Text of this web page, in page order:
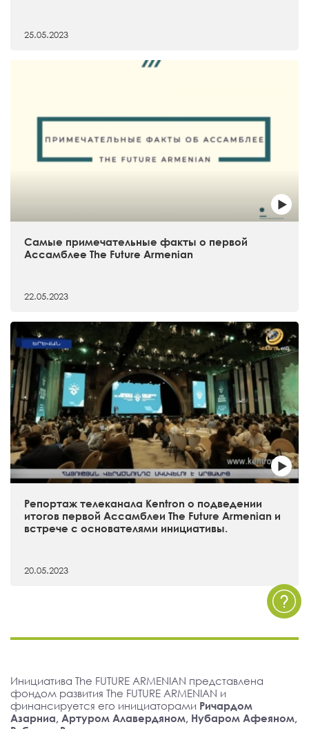
25.05.2023
Самые примечательные факты о первой
Ассамблее The Future Armenian
22.05.2023
Репортаж телеканала Kentron о подведении
итогов первой Ассамблеи The Future Armenian и
встрече с основателями инициативы.
20.05.2023
Инициатива The FUTURE ARMENIAN представлена
фондом развития The FUTURE ARMENIAN и
финансируется его инициаторами Ричардом
Азарниа, Артуром Алавердяном, Нубаром Афеяном,